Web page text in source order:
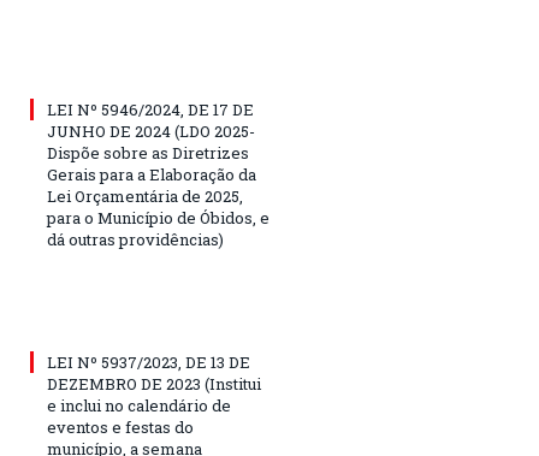
LEI Nº 5946/2024, DE 17 DE
JUNHO DE 2024 (LDO 2025-
Dispõe sobre as Diretrizes
Gerais para a Elaboração da
Lei Orçamentária de 2025,
para o Município de Óbidos, e
dá outras providências)
LEI Nº 5937/2023, DE 13 DE
DEZEMBRO DE 2023 (Institui
e inclui no calendário de
eventos e festas do
município, a semana